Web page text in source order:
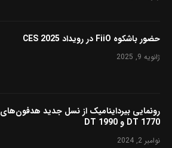
حضور باشکوه FiiO در رویداد CES 2025
ژانویه 9, 2025
رونمایی بیرداینامیک از نسل جدید هدفون‌های
DT 1770 و DT 1990
نوامبر 2, 2024